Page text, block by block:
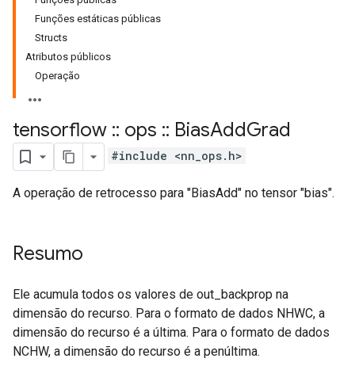
Funções estáticas públicas
Structs
Atributos públicos
Operação
tensorflow :: ops :: BiasAddGrad
#include <nn_ops.h>
A operação de retrocesso para "BiasAdd" no tensor "bias".
Resumo
Ele acumula todos os valores de out_backprop na
dimensão do recurso. Para o formato de dados NHWC, a
dimensão do recurso é a última. Para o formato de dados
NCHW, a dimensão do recurso é a penúltima.